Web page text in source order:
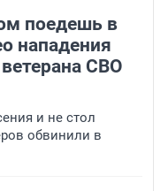
поедешь в
нападения
СВО
и не стол
обвинили в